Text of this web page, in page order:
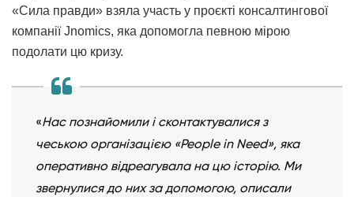
«Сила правди» взяла участь у проєкті консалтингової
компанії Jnomics, яка допомогла певною мірою
подолати цю кризу.
«Нас познайомили і сконтактувалися з
чеською організацією «People in Need», яка
оперативно відреагувала на цю історію. Ми
звернулися до них за допомогою, описали